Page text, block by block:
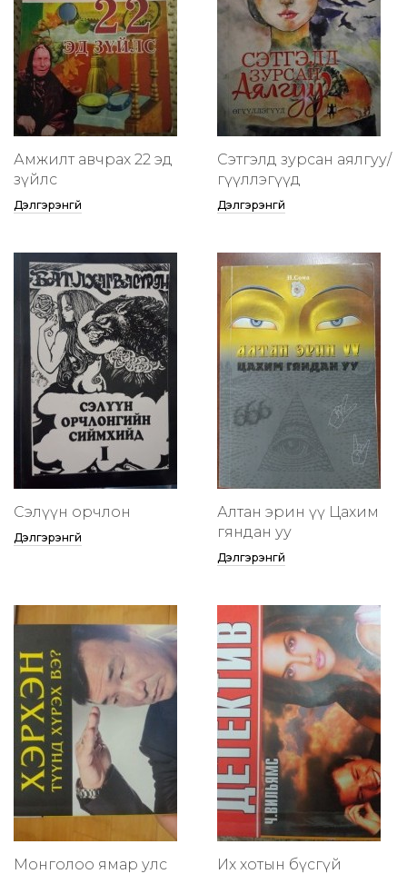
Амжилт авчрах 22 эд
зүйлс
Дэлгэрэнгүй
Сэтгэлд зурсан аялгуу/
өгүүллэгүүд
Дэлгэрэнгүй
Сэлүүн орчлон
Дэлгэрэнгүй
Алтан эрин үү Цахим
гяндан уу
Дэлгэрэнгүй
Монголоо ямар улс
Их хотын бүсгүй